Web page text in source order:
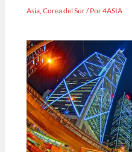
Asia,Corea del Sur/ Por4ASIA